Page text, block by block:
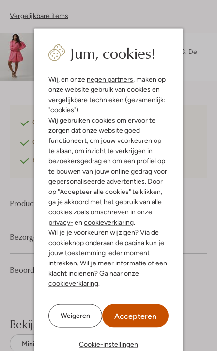
Jum, cookies!
Wij, en onze negen partners , maken op
onze website gebruik van cookies en
vergelijkbare technieken (gezamenlijk:
"cookies").
Wij gebruiken cookies om ervoor te
zorgen dat onze website goed
functioneert, om jouw voorkeuren op
te slaan, om inzicht te verkrijgen in
bezoekersgedrag en om een profiel op
te bouwen van jouw online gedrag voor
gepersonaliseerde advertenties. Door
op "Accepteer alle cookies" te klikken,
ga je akkoord met het gebruik van alle
cookies zoals omschreven in onze
privacy- en cookieverklaring
Wil je je voorkeuren wijzigen? Via de
cookieknop onderaan de pagina kun je
jouw toestemming ieder moment
intrekken. Wil je meer informatie of een
klacht indienen? Ga naar onze
cookieverklaring
Weigeren Accepteren
Cookie-instellingen
Vergelijkbare items
Maruschka is 1 meter 72 lang en draagt maat S. De
pasvorm is
losvallend
Gratis verzendingvanaf €75,-
Gratis retournerenbinnen 30 dagen*
Betaal achterafmet Klarna
Product informatie
Beoordelingen (1) 5
1
5
Sterren
Bezorgen & retourneren
Bekijk meer
Mini jurken Notre-V